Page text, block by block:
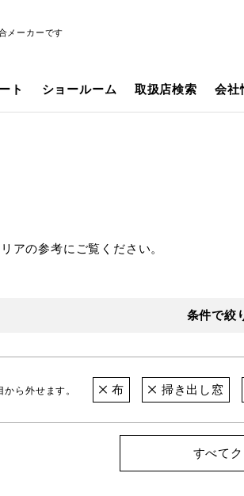
メーカーです
ト ショールーム 取扱店検索 会社
アの参考にご覧ください。
条件で絞
ら外せます。 布 掃き出し窓
すべて